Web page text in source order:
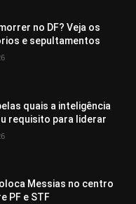
no DF? Veja os
e sepultamentos
quais a inteligência
requisito para liderar
Messias no centro
PF e STF